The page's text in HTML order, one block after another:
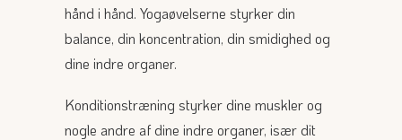
hånd i hånd. Yogaøvelserne styrker din
balance, din koncentration, din smidighed og
dine indre organer.
Konditionstræning styrker dine muskler og
nogle andre af dine indre organer, især dit